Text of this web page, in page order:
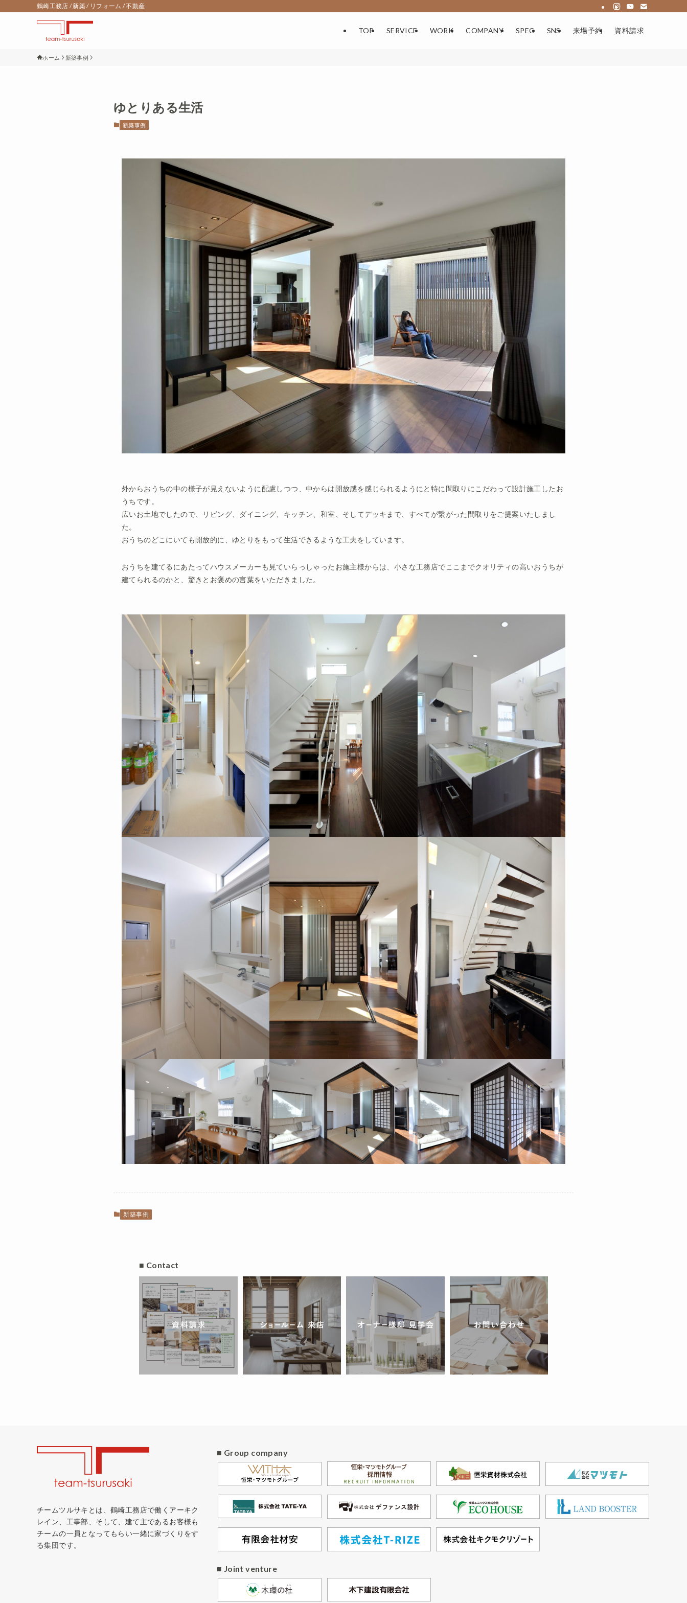
鶴崎工務店 / 新築 / リフォーム / 不動産
TOP SERVICE WORK COMPANY SPEC SNS 来場予約 資料請求
ホーム 新築事例
ゆとりある生活
新築事例
外からおうちの中の様子が見えないように配慮しつつ、中からは開放感を感じられるようにと特に間取りにこだわって設計施工したお
うちです。
広いお土地でしたので、リビング、ダイニング、キッチン、和室、そしてデッキまで、すべてが繋がった間取りをご提案いたしまし
た。
おうちのどこにいても開放的に、ゆとりをもって生活できるような工夫をしています。
おうちを建てるにあたってハウスメーカーも見ていらっしゃったお施主様からは、小さな工務店でここまでクオリティの高いおうちが
建てられるのかと、驚きとお褒めの言葉をいただきました。
新築事例
■ Contact
チームツルサキとは、鶴崎工務店で働くアーキク
レイン、工事部、そして、建て主であるお客様も
チームの一員となってもらい一緒に家づくりをす
る集団です。
■ Group company
■ Joint venture